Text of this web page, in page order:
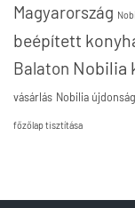
Magyarország
beépített
Balaton Nobilia
vásárlás Nobilia
főzőlap tisztítása